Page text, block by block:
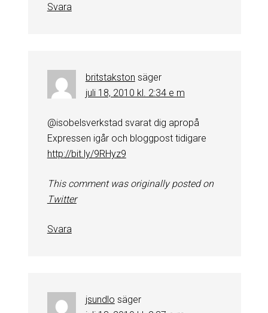
Svara
britstakston säger
juli 18, 2010 kl. 2:34 e m
@isobelsverkstad svarat dig apropå
Expressen igår och bloggpost tidigare
http://bit.ly/9RHyz9
This comment was originally posted on
Twitter
Svara
jsundlo säger